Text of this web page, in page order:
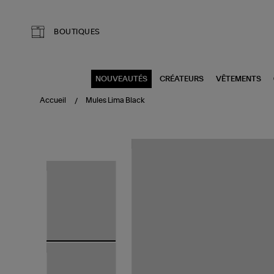
BOUTIQUES
NOUVEAUTÉS CRÉATEURS VÊTEMENTS
Accueil Mules Lima Black